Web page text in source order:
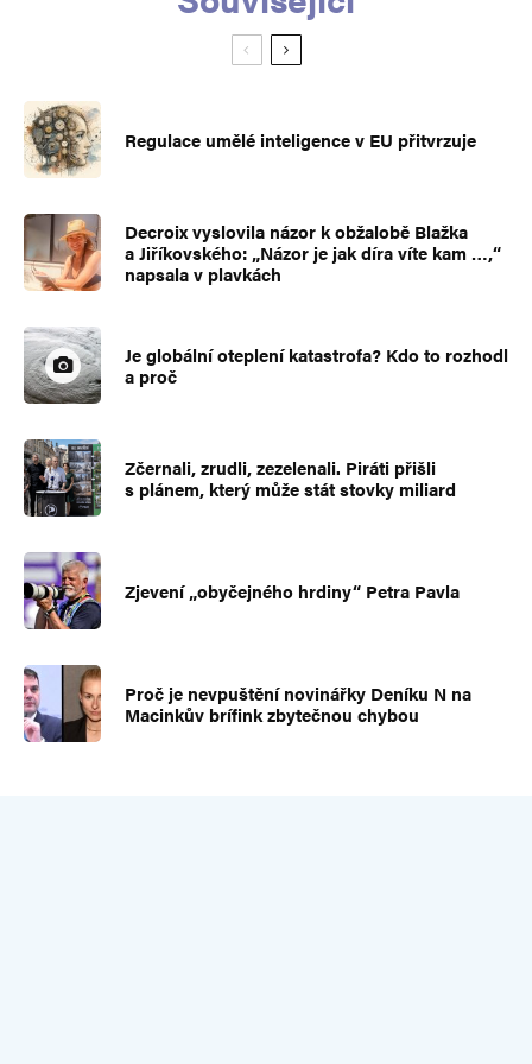
Regulace umělé inteligence v EU přitvrzuje
Decroix vyslovila názor k obžalobě Blažka
a Jiříkovského: „Názor je jak díra víte kam …,“
napsala v plavkách
Je globální oteplení katastrofa? Kdo to rozhodl
a proč
Zčernali, zrudli, zezelenali. Piráti přišli
s plánem, který může stát stovky miliard
Zjevení „obyčejného hrdiny“ Petra Pavla
Proč je nevpuštění novinářky Deníku N na
Macinkův brífink zbytečnou chybou